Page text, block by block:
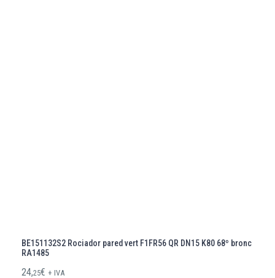
BE151132S2 Rociador pared vert F1FR56 QR DN15 K80 68º bronc
RA1485
24,25€ + IVA